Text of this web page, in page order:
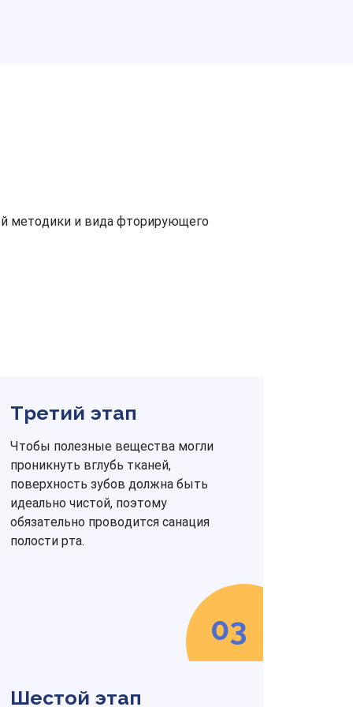
методики и вида фторирующего
Третий этап
Чтобы полезные вещества могли
проникнуть вглубь тканей,
поверхность зубов должна быть
идеально чистой, поэтому
обязательно проводится санация
полости рта.
03
Шестой этап